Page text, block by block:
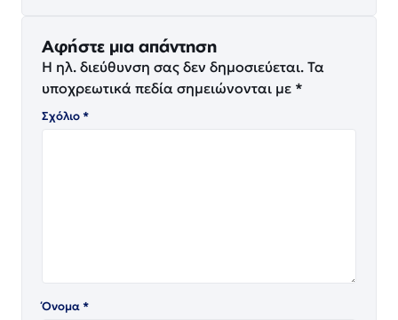
Αφήστε μια απάντηση
Η ηλ. διεύθυνση σας δεν δημοσιεύεται. Τα
υποχρεωτικά πεδία σημειώνονται με *
Σχόλιο*
Όνομα*